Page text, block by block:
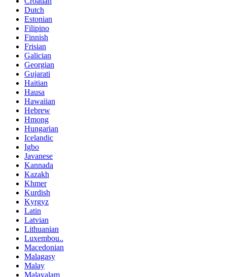
Dutch
Estonian
Filipino
Finnish
Frisian
Galician
Georgian
Gujarati
Haitian
Hausa
Hawaiian
Hebrew
Hmong
Hungarian
Icelandic
Igbo
Javanese
Kannada
Kazakh
Khmer
Kurdish
Kyrgyz
Latin
Latvian
Lithuanian
Luxembou..
Macedonian
Malagasy
Malay
Malayalam